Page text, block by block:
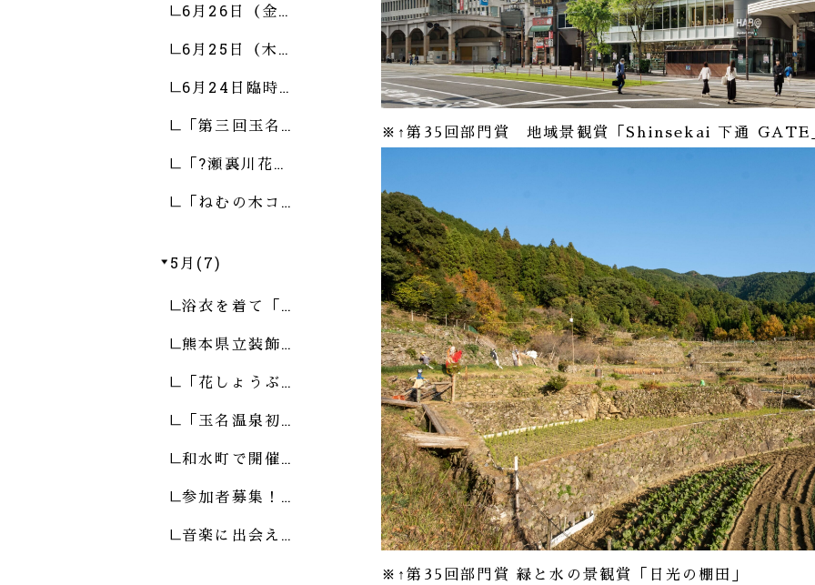
※↑第35回部門賞 地域景観賞「Shinsekai 下通 GATE
※↑第35回部門賞 緑と水の景観賞「日光の棚田」
6月26日（金…
6月25日（木…
6月24日臨時…
「第三回玉名…
「?瀬裏川花…
「ねむの木コ…
5月(7)
浴衣を着て「…
熊本県立装飾…
「花しょうぶ…
「玉名温泉初…
和水町で開催…
参加者募集！…
音楽に出会え…